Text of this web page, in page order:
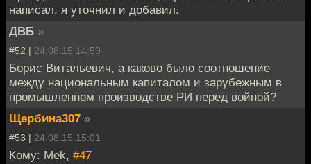
написал, я уточнил и добавил.
ДВБ »
#52 | 24.08.15 14:59
Борис Витальевич, а каково было соотношение
между национальным капиталом и зарубежным в
промышленном производстве РИ перед войной?
Щербина307 »
#53 | 24.08.15 15:01
Кому: Mek, #47